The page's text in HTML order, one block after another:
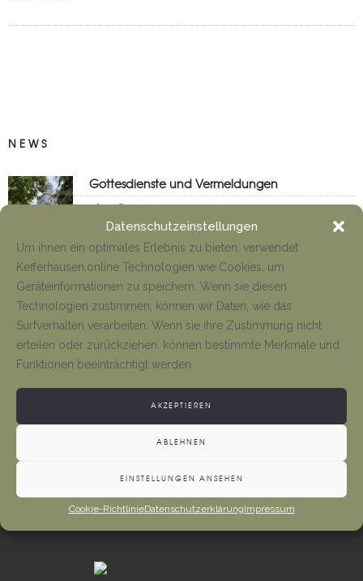
Datenschutzeinstellungen
Um ihnen ein optimales Erlebnis zu bieten, verwendet
Kefferhausen.online Technologien wie Cookies, um
Geräteinformationen zu speichern. Wenn sie diesen
Technologien zustimmen, können wir Daten, wie das
Surfverhalten verarbeiten. Wenn sie ihre Zustimmung nicht
erteilen oder zurückziehen, können bestimmte Merkmale und
Funktionen beeinträchtigt werden.
AKZEPTIEREN
ABLEHNEN
EINSTELLUNGEN ANSEHEN
Cookie-RichtlinieDatenschutzerklärungImpressum
NEWS
Gottesdienste und Vermeldungen
Tino Jäger 8. August 2026
Anfahrt Cyriakuswallfahrt
Neueröffnung Gaststätte
Tino Jäger 1. August 2026